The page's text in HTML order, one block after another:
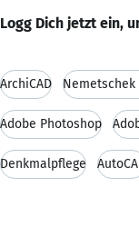
Logg Dich jetzt ein,
ArchiCAD
Adobe Photoshop
Denkmalpflege